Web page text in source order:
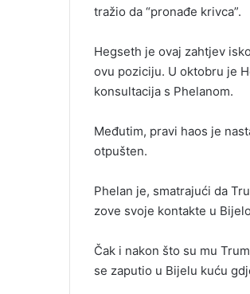
tražio da “pronađe krivca”.
Hegseth je ovaj zahtjev
ovu poziciju. U oktobru je
konsultacija s Phelanom.
Međutim, pravi haos je
otpušten.
Phelan je, smatrajući da
zove svoje kontakte u
Čak i nakon što su mu
se zaputio u Bijelu kuću